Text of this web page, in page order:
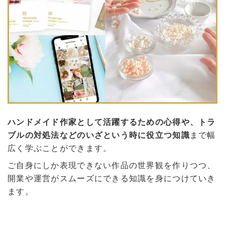
ハンドメイド作家として活躍するための心得や、トラ
ブルの対処法などのいざという時に役立つ知識 まで幅
広く学ぶことができます。
ご自身にしか表現できない作品の世界観を作りつつ、
開業や運営がスムーズにできる知識を身につけていき
ます。